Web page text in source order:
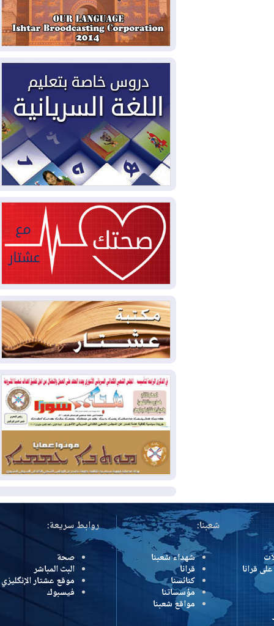
2026-08-05
لمدة عام.. بدء توريد 100
مليون قدم مكعب يومياً من غاز كورمور في
إقليم كوردستان إلى وزارة الكهرباء العراقية
2026-08-05
15كارثة بيئية ومناخية ترسم
ملامح أخطر التحديات التي تواجه العراق
2026-08-05
حرائق فرنسا.. توقيف 402
شخص بينهم 156 قاصرا منذ بداية موسم
الحرائق
2026-08-04سومو: إنتاج النفط في إقليم
كوردستان انخفض إلى أقل من 10%
2026-08-04ملفات حقبة الكاظمي تعود إلى
الواجهة.. أنباء عن مراجعات قضائية
وتحقيقات أوسع في قضايا فساد
2026-08-04
بيترو يشكو تزوير الانتخابات
الرئاسية ويحذر من "حرب أهلية" في
كولومبيا
2026-08-03رئيس إقليم كوردستان في
دمشق في زيارة رسمية
2026-08-03العراق يؤكد مجدداً التزامه
بمنع الهجمات على الدول المجاورة
2026-08-03
العجز والاقتراض يطوقان
المالية العراقية.. اقتراض يتجاوز 3 تريليونات
دينار!
2026-08-03كوبا تغرق في الظلام مجددا
وانهيار الشبكة الكهربائية
المزيد
شعبنا:
شهداء شعبنا
قرانا
كنائسنا
مؤسساتنا
مواقع شعبنا
روابط سريعة:
صحة
البث المباشر
موقع عشتار الإنگليزي
فيسبوك